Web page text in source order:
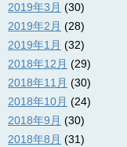
2019年3月 (30)
2019年2月 (28)
2019年1月 (32)
2018年12月 (29)
2018年11月 (30)
2018年10月 (24)
2018年9月 (30)
2018年8月 (31)